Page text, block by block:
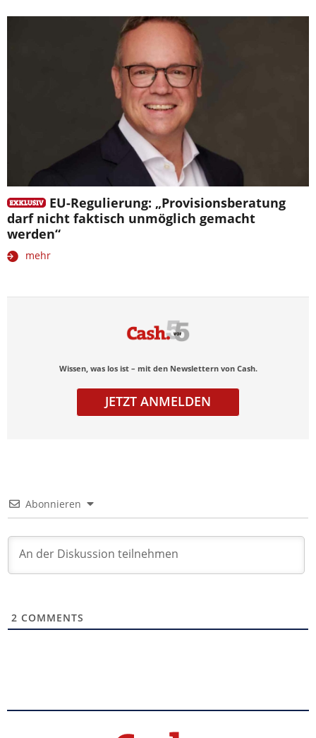
EU-Regulierung: „Provisionsberatung
darf nicht faktisch unmöglich gemacht
werden“
mehr
Wissen, was los ist – mit den Newslettern von Cash.
JETZT ANMELDEN
Abonnieren
2 COMMENTS